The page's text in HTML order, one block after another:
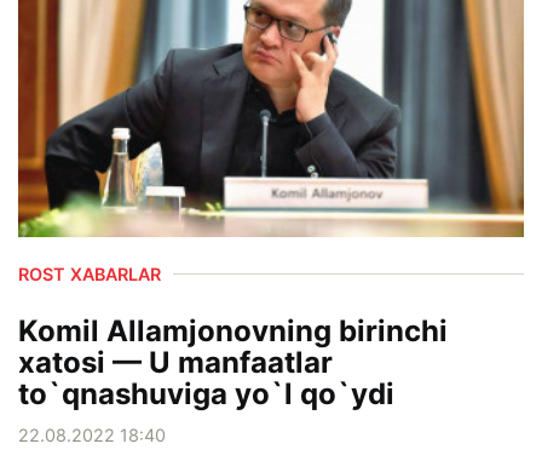
ROST XABARLAR
Komil Allamjonovning birinchi
xatosi — U manfaatlar
to`qnashuviga yo`l qo`ydi
22.08.2022 18:40